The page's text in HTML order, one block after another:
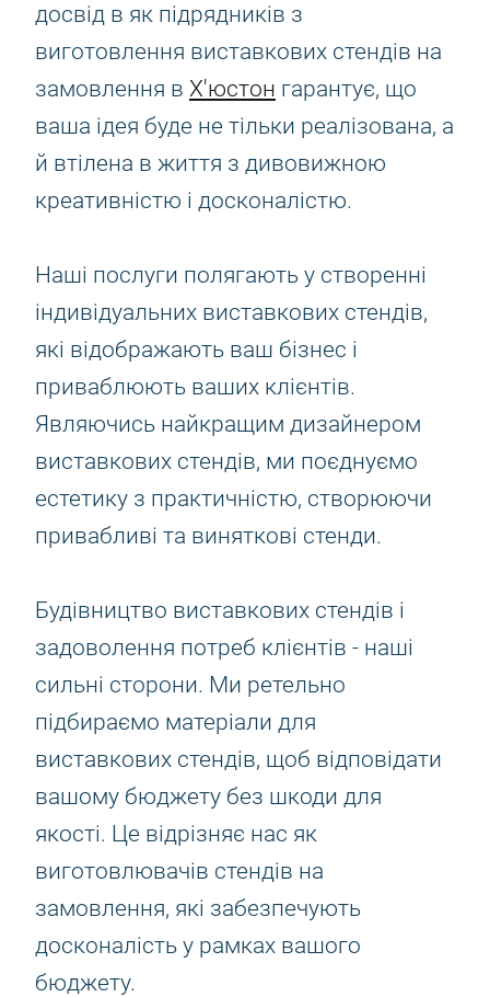
досвід в як підрядників з
виготовлення виставкових стендів на
замовлення в Х'юстон гарантує, що
ваша ідея буде не тільки реалізована, а
й втілена в життя з дивовижною
креативністю і досконалістю.
Наші послуги полягають у створенні
індивідуальних виставкових стендів,
які відображають ваш бізнес і
приваблюють ваших клієнтів.
Являючись найкращим дизайнером
виставкових стендів, ми поєднуємо
естетику з практичністю, створюючи
привабливі та виняткові стенди.
Будівництво виставкових стендів і
задоволення потреб клієнтів - наші
сильні сторони. Ми ретельно
підбираємо матеріали для
виставкових стендів, щоб відповідати
вашому бюджету без шкоди для
якості. Це відрізняє нас як
виготовлювачів стендів на
замовлення, які забезпечують
досконалість у рамках вашого
бюджету.